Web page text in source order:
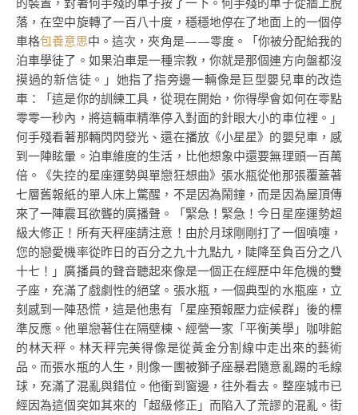
落，在空中旋轉了一百八十度，穩穩地停在了地面上的一個停
車格包養意思中。這次，夾角是——零度。「你被分配給我的
泊車學徒了。如果泊車是一種宗教，你就是那個連方向盤都沒
摸過的新信徒。」她指了指旁邊一輛像是巨型嬰兒車的改造
車：「這是你的訓練工具，從現在開始，你得學會如何在零點
零零一秒內，將這輛車精準停入對面的針眼大小的車位裡。」
何手殘看著那輛閃閃發光、還在播放《小星星》的嬰兒車，感
到一陣眩暈。泊車維度的生活，比他想象中還要無理頭一百萬
倍。《失控的星座運勢與單戀狂想曲》張水瓶從他那張覆蓋著
七層舊報紙的單人床上驚醒，不是因為鬧鐘，而是因為屋頂傳
來了一陣震耳欲聾的廣播聲。「緊急！緊急！今日星座運勢超
級大修正！所有天秤座請注意！由於月球剛剛打了一個噴嚏，
您的戀愛機率從昨日的百分之九十九點九，陡降至負百分之八
十七！」廣播員的聲音聽起來像是一個正在經歷中年危機的雙
子座，充滿了戲劇性的絕望。張水瓶，一個典型的水瓶座，立
刻感到一陣恐慌，這是他患有「星座預報壓力症候群」後的標
準反應。他單戀著住在隔壁棟、經營一家「平衡美學」咖啡館
的林天秤。林天秤完美得像是從黃金分割線中走出來的藝術
品。而張水瓶的人生，則像一團被獅子座暴君隨意亂踢的毛線
球，充滿了混亂與錯位。他衝到窗邊，往外看去。整座城市已
經因為這個突如其來的「超級修正」而陷入了荒謬的混亂。街